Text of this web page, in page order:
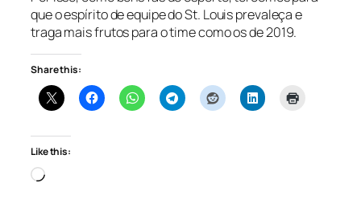
que o espírito de equipe do St. Louis prevaleça e
traga mais frutos para o time como os de 2019.
Share this:
Like this:
Loading…